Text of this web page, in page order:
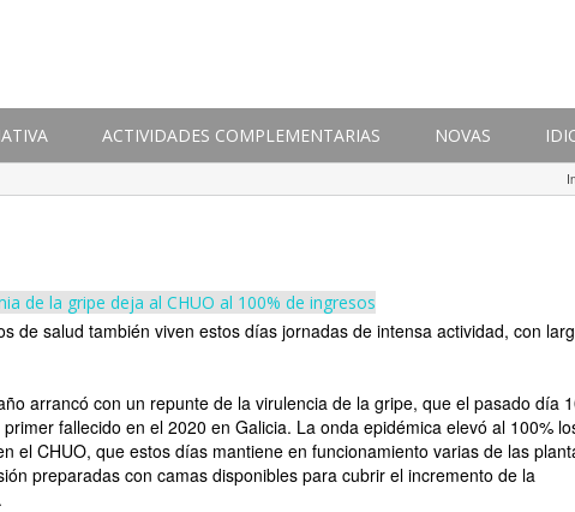
ACTIVIDADES COMPLEMENTARIAS NOVAS
de la gripe deja al CHUO al 100% de ingresos
de salud también viven estos días jornadas de intensa actividad, con
arrancó con un repunte de la virulencia de la gripe, que el pasado día
fallecido en el 2020 en Galicia. La onda epidémica elevó al 100%
el CHUO, que estos días mantiene en funcionamiento varias de las
preparadas con camas disponibles para cubrir el incremento de la